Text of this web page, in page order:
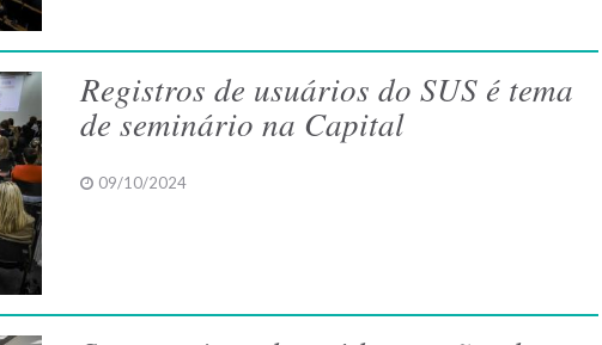
Registros de usuários do SUS é tema
de seminário na Capital
09/10/2024